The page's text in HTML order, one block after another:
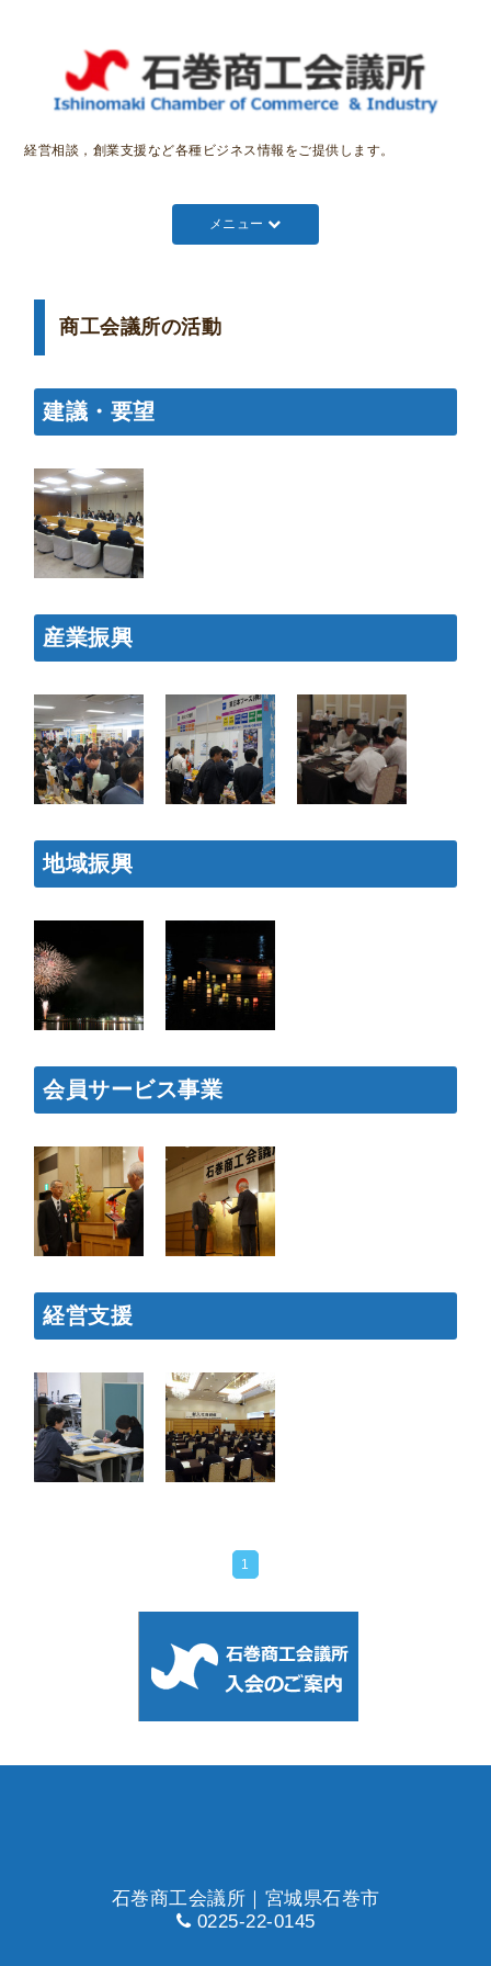
経営相談，創業支援など各種ビジネス情報をご提供します。
メニュー
商工会議所の活動
建議・要望
産業振興
地域振興
会員サービス事業
経営支援
1
石巻商工会議所｜宮城県石巻市
0225-22-0145